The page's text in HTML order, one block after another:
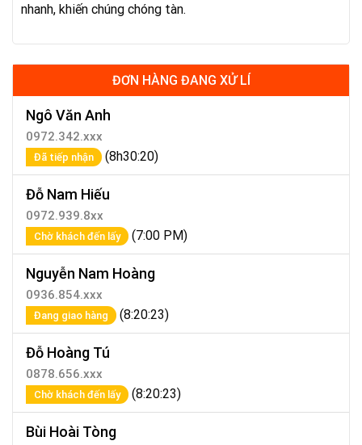
nhanh, khiến chúng chóng tàn.
ĐƠN HÀNG ĐANG XỬ LÍ
Ngô Văn Anh
0972.342.xxx
Đã tiếp nhận (8h30:20)
Đỗ Nam Hiếu
0972.939.8xx
Chờ khách đến lấy (7:00 PM)
Nguyễn Nam Hoàng
0936.854.xxx
Đang giao hàng (8:20:23)
Đỗ Hoàng Tú
0878.656.xxx
Chờ khách đến lấy (8:20:23)
Bùi Hoài Tòng